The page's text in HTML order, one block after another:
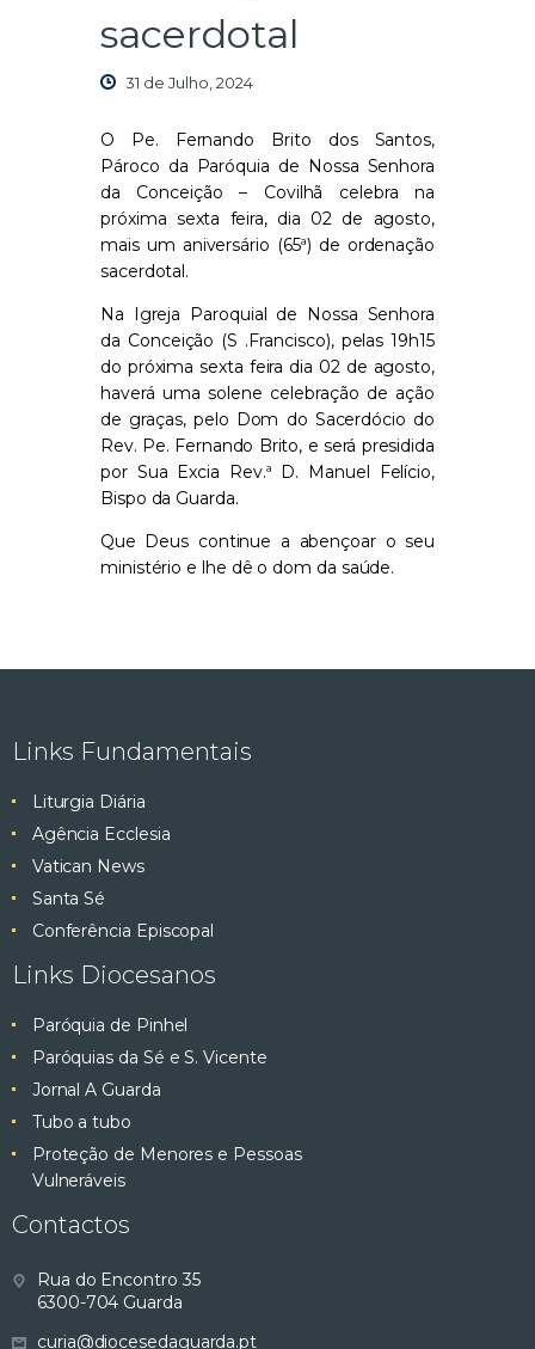
sacerdotal
31 de Julho, 2024
O Pe. Fernando Brito dos Santos,
Pároco da Paróquia de Nossa Senhora
da Conceição – Covilhã celebra na
próxima sexta feira, dia 02 de agosto,
mais um aniversário (65ª) de ordenação
sacerdotal.
Na Igreja Paroquial de Nossa Senhora
da Conceição (S .Francisco), pelas 19h15
do próxima sexta feira dia 02 de agosto,
haverá uma solene celebração de ação
de graças, pelo Dom do Sacerdócio do
Rev. Pe. Fernando Brito, e será presidida
por Sua Excia Rev.ª D. Manuel Felício,
Bispo da Guarda.
Que Deus continue a abençoar o seu
ministério e lhe dê o dom da saúde.
Links Fundamentais
Liturgia Diária
Agência Ecclesia
Vatican News
Santa Sé
Conferência Episcopal
Links Diocesanos
Paróquia de Pinhel
Paróquias da Sé e S. Vicente
Jornal A Guarda
Tubo a tubo
Proteção de Menores e Pessoas
Vulneráveis
Contactos
Rua do Encontro 35
6300-704 Guarda
curia@diocesedaguarda.pt